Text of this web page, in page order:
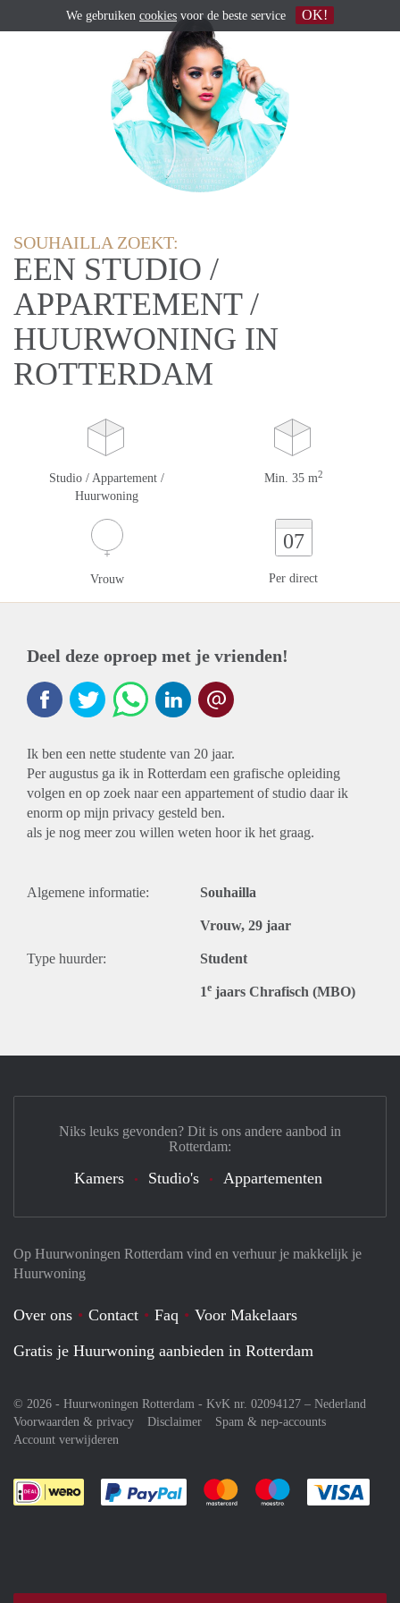
SOUHAILLA ZOEKT:
EEN STUDIO /
APPARTEMENT /
HUURWONING IN
ROTTERDAM
Studio / Appartement /
Huurwoning
Min. 35 m2
Vrouw
07
Per direct
Deel deze oproep met je vrienden!
Ik ben een nette studente van 20 jaar.
Per augustus ga ik in Rotterdam een grafische opleiding
volgen en op zoek naar een appartement of studio daar ik
enorm op mijn privacy gesteld ben.
als je nog meer zou willen weten hoor ik het graag.
Algemene informatie: Souhailla
Vrouw, 29 jaar
Type huurder: Student
1e jaars Chrafisch (MBO)
Op Huurwoningen Rotterdam vind en verhuur je makkelijk je
Huurwoning
Over ons Contact Faq
Voor Makelaars
Gratis je Huurwoning aanbieden in Rotterdam
© 2026 - Huurwoningen Rotterdam - KvK nr. 02094127 – Nederland
Voorwaarden & privacy
Disclaimer
Spam & nep-accounts
Account verwijderen
Je rekent gemakkelijk af met Paypal
Je rekent gemakkelijk af met
Je rekent
Niks leuks gevonden? Dit is ons andere aanbod in
Rotterdam:
Kamers Studio's Appartementen
We gebruiken cookies voor de beste service OK!